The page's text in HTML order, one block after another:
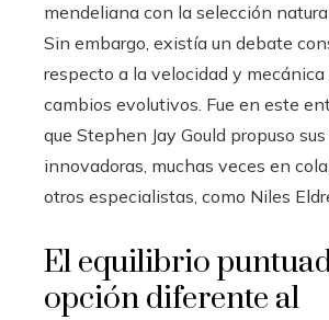
mendeliana con la selección
Sin embargo, existía un debate
respecto a la velocidad y mecánica
cambios evolutivos. Fue en este
que Stephen Jay Gould propuso
innovadoras, muchas veces en
otros especialistas, como Niles
El equilibrio
opción diferente al